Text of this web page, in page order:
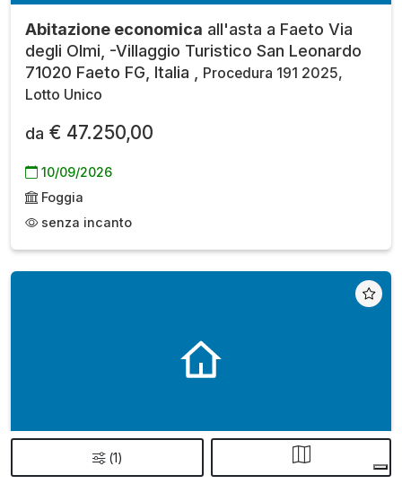
(1)
Abitazione economica all'asta a Faeto Via
degli Olmi, -Villaggio Turistico San Leonardo
71020 Faeto FG, Italia ,
Procedura 191 2025,
Lotto Unico
da € 47.250,00
10/09/2026
Foggia
senza incanto
Abitazione economicaall'asta a Santeramo